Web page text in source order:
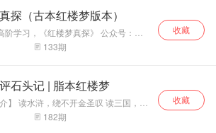
大诗人刘禹锡，他
的居所兼书房就
叫“陋室”；梁启超
的书斋叫“饮冰
叫“未厌居”，然
后，正在诵读永绥
吉劭的小米粥脱口
而出：我们的叫“吉
劭居”吧。 指薪修
蒙古高原、天山南
北、世界屋脊、海
上明珠，共254
地，将绮丽的风景
与迷人的风情,立体
地呈现。 丰满的知
十五讲》，包含刘梦溪、冯其庸、蔡义
、叶朗、龚鹏程、刘敬圻、李希凡、
启祥、孙逊、刘广定、童元方、周汝
等名家的“红楼梦十五讲”。
探（古本红楼梦版本）
阶学习，《红楼梦真探》​ 公众号：文
传播红楼梦文化，探究石头记谜团。
似海，从此探佚是日常。 一部分版本
133期
收藏
石头记 | 脂本红楼梦
读三国，绕
读西游，绕不开李卓吾 读红楼梦，也
脂砚斋 想要真正读红楼梦，脂砚斋评
182期
收藏